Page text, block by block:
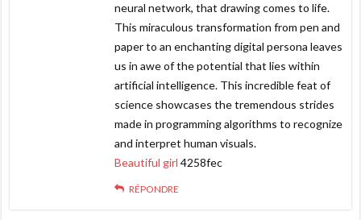
neural network, that drawing comes to life.
This miraculous transformation from pen and
paper to an enchanting digital persona leaves
us in awe of the potential that lies within
artificial intelligence. This incredible feat of
science showcases the tremendous strides
made in programming algorithms to recognize
and interpret human visuals.
Beautiful girl 4258fec
RÉPONDRE